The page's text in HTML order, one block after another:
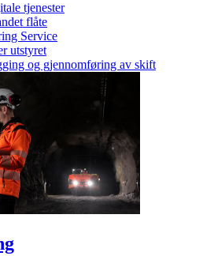
tjenester
flåte
Service
utstyret
og gjennomføring av skift